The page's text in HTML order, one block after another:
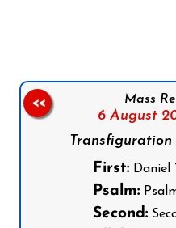
Mass
6 August
First:Daniel
Psalm:
Second:
<<